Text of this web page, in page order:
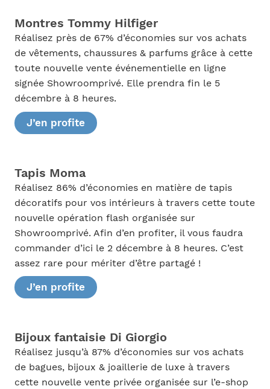
Montres Tommy Hilfiger
Réalisez près de 67% d’économies sur vos achats
de vêtements, chaussures & parfums grâce à cette
toute nouvelle vente événementielle en ligne
signée Showroomprivé. Elle prendra fin le 5
décembre à 8 heures.
J’en profite
Tapis Moma
Réalisez 86% d’économies en matière de tapis
décoratifs pour vos intérieurs à travers cette toute
nouvelle opération flash organisée sur
Showroomprivé. Afin d’en profiter, il vous faudra
commander d’ici le 2 décembre à 8 heures. C’est
assez rare pour mériter d’être partagé !
J’en profite
Bijoux fantaisie Di Giorgio
Réalisez jusqu’à 87% d’économies sur vos achats
de bagues, bijoux & joaillerie de luxe à travers
cette nouvelle vente privée organisée sur l’e-shop